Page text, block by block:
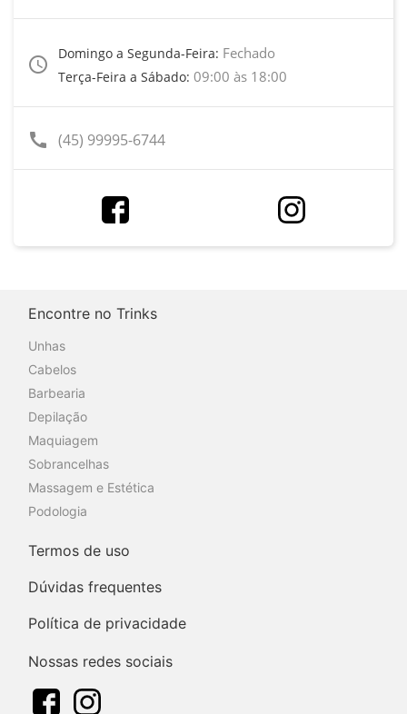
access_time
Domingo a Segunda-Feira: Fechado
Terça-Feira a Sábado: 09:00 às 18:00
call (45) 99995-6744
Encontre no Trinks
Unhas
Cabelos
Barbearia
Depilação
Maquiagem
Sobrancelhas
Massagem e Estética
Podologia
Termos de uso
Dúvidas frequentes
Política de privacidade
Nossas redes sociais